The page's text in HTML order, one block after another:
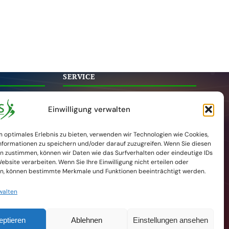
Einwilligung verwalten
optimales Erlebnis zu bieten, verwenden wir Technologien wie Cookies,
zu speichern und/oder darauf zuzugreifen. Wenn Sie diesen
zustimmen, können wir Daten wie das Surfverhalten oder eindeutige IDs
verarbeiten. Wenn Sie Ihre Einwilligung nicht erteilen oder
können bestimmte Merkmale und Funktionen beeinträchtigt werden.
Ablehnen Einstellungen ansehen
SERVICE
Aktuelles
Kontakt
DKG-Website
Newsletter